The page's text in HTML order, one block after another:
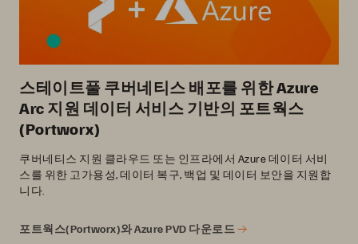
스테이트풀 쿠버네티스 배포를 위한 Azure
Arc 지원 데이터 서비스 기반의 포트웍스
(Portworx)
쿠버네티스 지원 클라우드 또는 인프라에서 Azure 데이터 서비
스를 위한 고가용성, 데이터 복구, 백업 및 데이터 보안을 지원합
니다.
포트웍스(Portworx)와 Azure PVD 다운로드